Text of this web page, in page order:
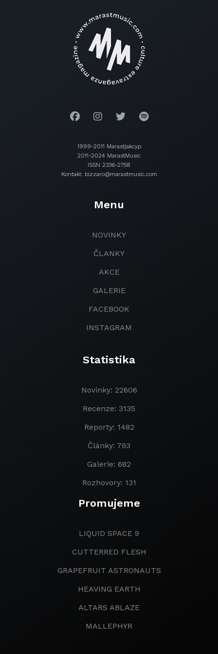
1999-2011 Marastjakcyp
2011-2024 MarastMusic
ISSN 2336-2758
Kontakt: bizzaro@marastmusic.com
Menu
NOVINKY
ČLANKY
AKCE
GALERIE
FACEBOOK
INSTAGRAM
Statistika
Novinky: 22606
Recenze: 3135
Reporty: 1482
Články: 793
Galerie: 682
Rozhovory: 131
Promujeme
LIQUID SPACE 9
CUTTERRED FLESH
GRAPEFRUIT ASTRONAUTS
HEAVING EARTH
ALTARS ABLAZE
MALLEPHYR